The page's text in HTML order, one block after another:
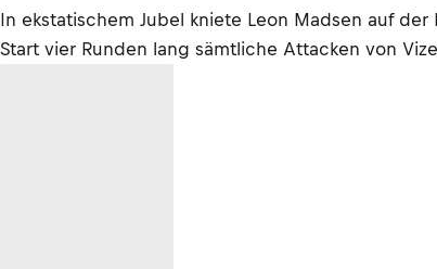
In ekstatischem Jubel kniete Leon Madsen auf
Start vier Runden lang sämtliche Attacken von